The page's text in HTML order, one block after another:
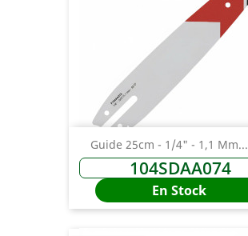
Guide 25cm - 1/4" - 1,1 Mm...
104SDAA074
En Stock